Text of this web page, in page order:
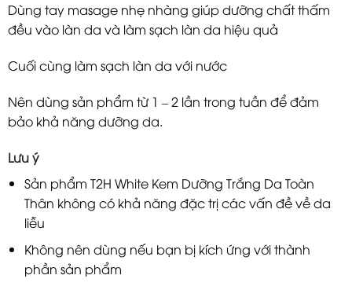
Dùng tay masage nhẹ nhàng giúp dưỡng chất thấm
đều vào làn da và làm sạch làn da hiệu quả
Cuối cùng làm sạch làn da với nước
Nên dùng sản phẩm từ 1 – 2 lần trong tuần để đảm
bảo khả năng dưỡng da.
Lưu ý
Sản phẩm T2H White Kem Dưỡng Trắng Da Toàn
Thân không có khả năng đặc trị các vấn đề về da
liễu
Không nên dùng nếu bạn bị kích ứng với thành
phần sản phẩm